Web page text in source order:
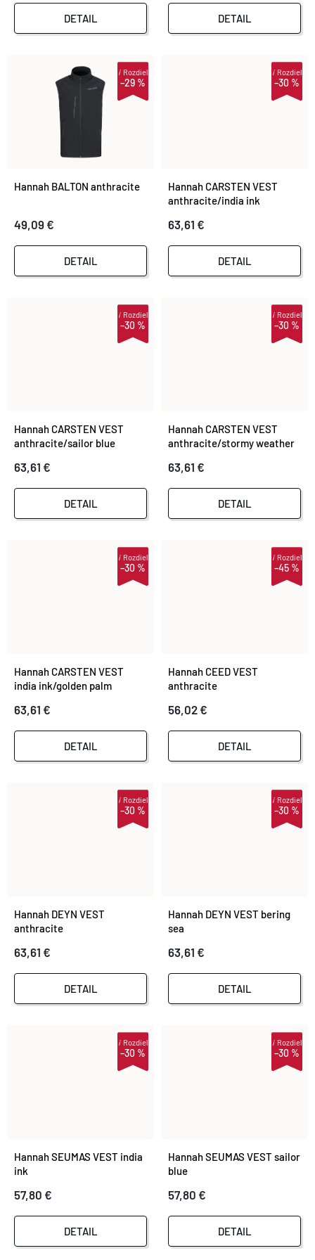
P
T
O
R
K
T
O
V
DETAIL DETAIL
–29 %
iRozdiel
Hannah BALTON anthracite
49,09 €
DETAIL
–30 %
iRozdiel
Hannah CARSTEN VEST
anthracite/india ink
63,61 €
DETAIL
–30 %
iRozdiel
Hannah CARSTEN VEST
anthracite/sailor blue
63,61 €
DETAIL
–30 %
iRozdiel
Hannah CARSTEN VEST
anthracite/stormy weather
63,61 €
DETAIL
–30 %
iRozdiel
Hannah CARSTEN VEST
india ink/golden palm
63,61 €
DETAIL
–45 %
iRozdiel
Hannah CEED VEST
anthracite
56,02 €
DETAIL
–30 %
iRozdiel
Hannah DEYN VEST
anthracite
63,61 €
DETAIL
–30 %
iRozdiel
Hannah DEYN VEST bering
sea
63,61 €
DETAIL
–30 %
iRozdiel
Hannah SEUMAS VEST india
ink
57,80 €
DETAIL
–30 %
iRozdiel
Hannah SEUMAS VEST sailor
blue
57,80 €
DETAIL